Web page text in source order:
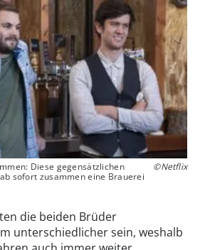
Diese gegensätzlichen
sofort zusammen eine Brauerei
©Netflix
die beiden Brüder
unterschiedlicher sein, weshalb